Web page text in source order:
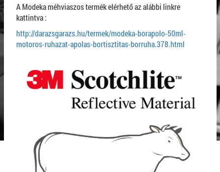
A Modeka méhviaszos termék elérhető az alábbi linkre
kattintva :
http://darazsgarazs.hu/termek/modeka-borapolo-50ml-
motoros-ruhazat-apolas-bortisztitas-borruha.378.html